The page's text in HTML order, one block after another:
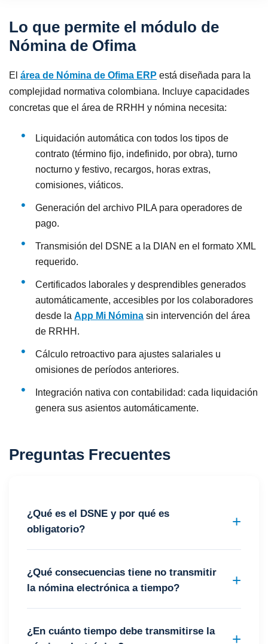
Lo que permite el módulo de
Nómina de Ofima
El área de Nómina de Ofima ERP está diseñada para la
complejidad normativa colombiana. Incluye capacidades
concretas que el área de RRHH y nómina necesita:
Liquidación automática con todos los tipos de
contrato (término fijo, indefinido, por obra), turno
nocturno y festivo, recargos, horas extras,
comisiones, viáticos.
Generación del archivo PILA para operadores de
pago.
Transmisión del DSNE a la DIAN en el formato XML
requerido.
Certificados laborales y desprendibles generados
automáticamente, accesibles por los colaboradores
desde la App Mi Nómina sin intervención del área
de RRHH.
Cálculo retroactivo para ajustes salariales u
omisiones de períodos anteriores.
Integración nativa con contabilidad: cada liquidación
genera sus asientos automáticamente.
Preguntas Frecuentes
¿Qué es el DSNE y por qué es
obligatorio?
¿Qué consecuencias tiene no transmitir
la nómina electrónica a tiempo?
¿En cuánto tiempo debe transmitirse la